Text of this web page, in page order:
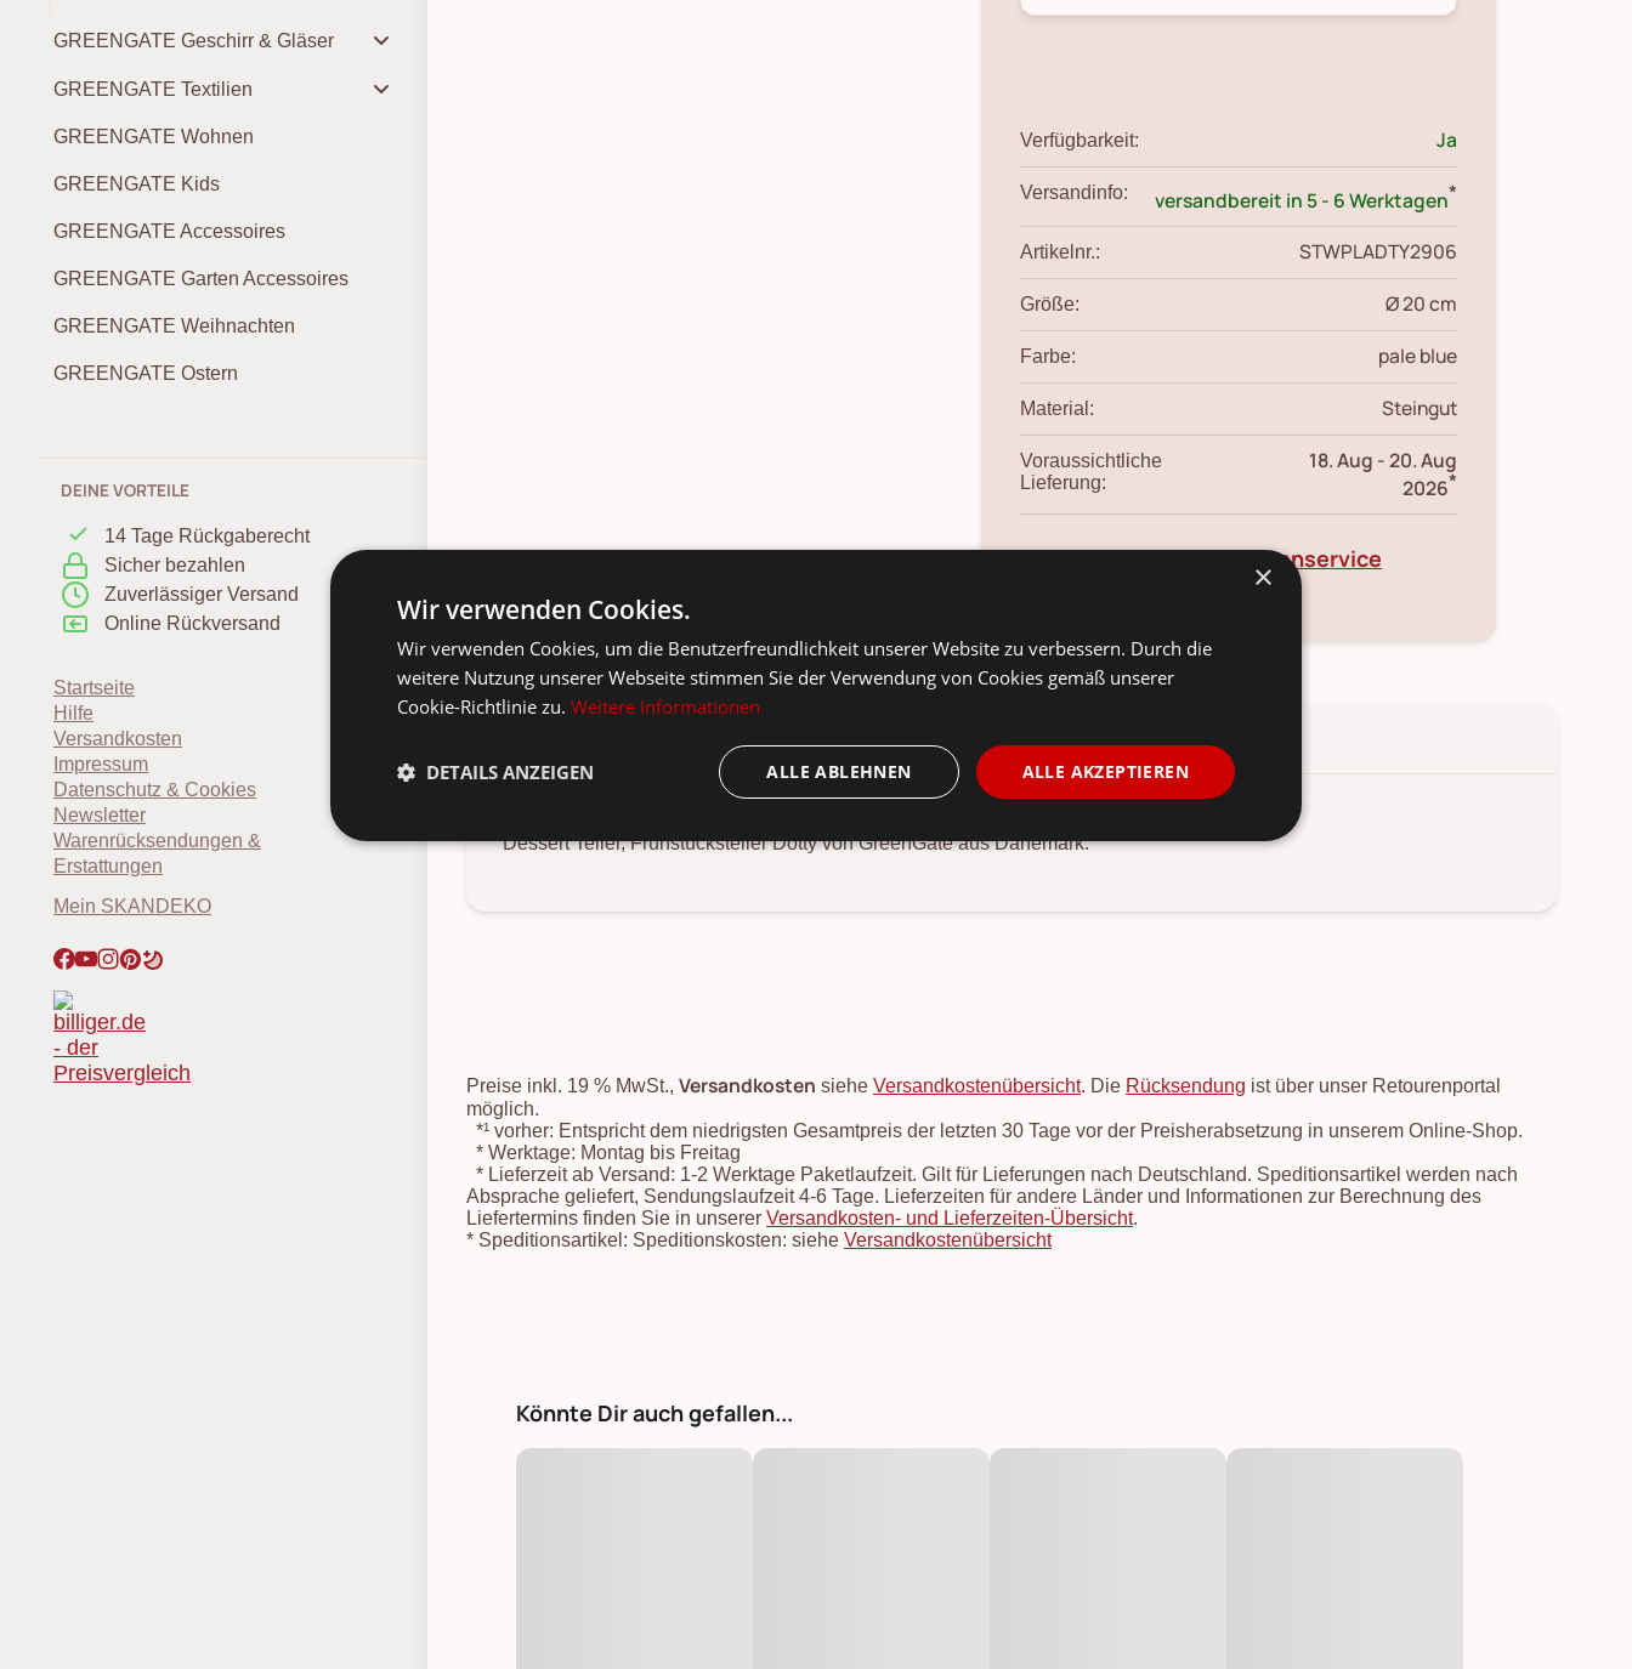
GREENGATE Geschirr & Gläser
GREENGATE Textilien
GREENGATE Wohnen
GREENGATE Kids
GREENGATE Accessoires
GREENGATE Garten Accessoires
GREENGATE Weihnachten
GREENGATE Ostern
DEINE VORTEILE
14 Tage Rückgaberecht
Sicher bezahlen
Zuverlässiger Versand
Online Rückversand
Startseite
Hilfe
Versandkosten
Impressum
Datenschutz & Cookies
Newsletter
Warenrücksendungen &
Erstattungen
Mein SKANDEKO
Verfügbarkeit: Ja
Versandinfo: versandbereit in 5 - 6 Werktagen*
Artikelnr.: STWPLADTY2906
Größe: Ø 20 cm
Farbe: pale blue
Material: Steingut
Voraussichtliche
Lieferung:
18. Aug -20. Aug
2026*
Kundenservice
Dessert Teller, Frühstücksteller Dotty von GreenGate aus Dänemark.
Preise inkl. 19 % MwSt., Versandkosten siehe Versandkostenübersicht. Die Rücksendung ist über unser Retourenportal
möglich.
*¹ vorher: Entspricht dem niedrigsten Gesamtpreis der letzten 30 Tage vor der Preisherabsetzung in unserem Online-Shop.
* Werktage: Montag bis Freitag
* Lieferzeit ab Versand: 1-2 Werktage Paketlaufzeit. Gilt für Lieferungen nach Deutschland. Speditionsartikel werden nach
Absprache geliefert, Sendungslaufzeit 4-6 Tage. Lieferzeiten für andere Länder und Informationen zur Berechnung des
Liefertermins finden Sie in unserer Versandkosten- und Lieferzeiten-Übersicht.
* Speditionsartikel: Speditionskosten: siehe Versandkostenübersicht
Könnte Dir auch gefallen...
×
Wir verwenden Cookies.
Wir verwenden Cookies, um die Benutzerfreundlichkeit unserer Website zu verbessern. Durch die
weitere Nutzung unserer Webseite stimmen Sie der Verwendung von Cookies gemäß unserer
Cookie-Richtlinie zu. Weitere Informationen
ALLE AKZEPTIEREN
ALLE ABLEHNEN
DETAILS ANZEIGEN